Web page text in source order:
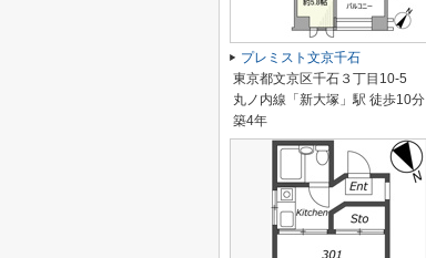
プレミスト文京千石
東京都文京区千石３丁目10-5
丸ノ内線「新大塚」駅 徒歩10分
築4年